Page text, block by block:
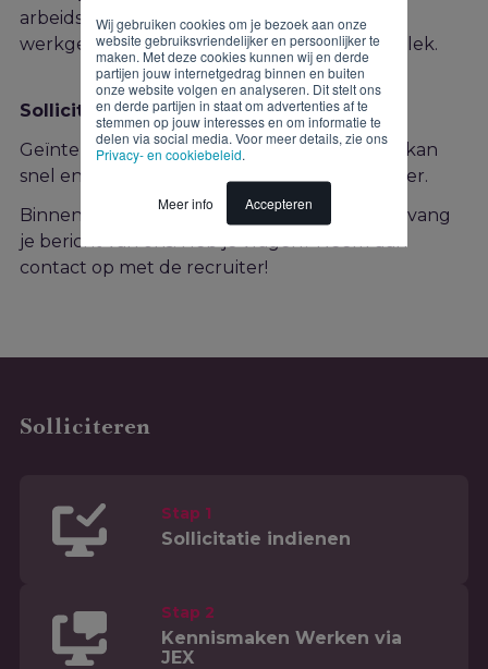
Wij gebruiken cookies om je bezoek aan onze
website gebruiksvriendelijker en persoonlijker te
maken. Met deze cookies kunnen wij en derde
partijen jouw internetgedrag binnen en buiten
onze website volgen en analyseren. Dit stelt ons
en derde partijen in staat om advertenties af te
stemmen op jouw interesses en om informatie te
delen via social media. Voor meer details, zie ons
Privacy- en cookiebeleid
Meer info Accepteren
arbeidsmarkt en honderden aangesloten
werkgevers zit jij straks precies op de juiste plek.
Solliciteren
Geïnteresseerd in deze functie? Solliciteren kan
snel en gemakkelijk via onderstaand formulier.
Binnen twee werkdagen na je sollicitatie ontvang
je bericht van ons. Heb je vragen? Neem dan
contact op met de recruiter!
Solliciteren
Stap 1
Sollicitatie indienen
Stap 2
Kennismaken Werken via
JEX